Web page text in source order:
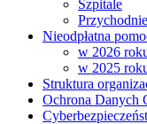
Szpitale
Przychodnie
Nieodpłatna
w 2026
w 2025
Struktura
Ochrona Danych